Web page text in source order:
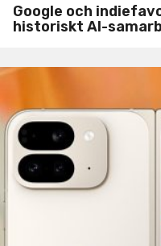
Google och
historiskt AI-